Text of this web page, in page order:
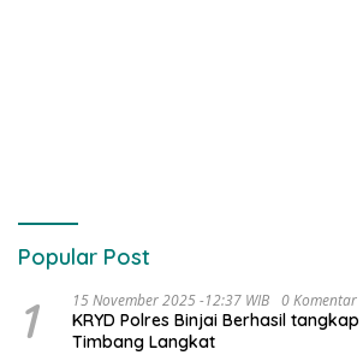
Popular Post
1 15 November 2025 -12:37 WIB 0 Komentar
KRYD Polres Binjai Berhasil
Timbang Langkat